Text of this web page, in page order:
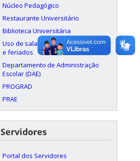
Núcleo Pedagógico
Restaurante Universitário
Biblioteca Universitária
Uso de salas aos finais de semana
e feriados
Departamento de Administração
Escolar (DAE)
PROGRAD
PRAE
Servidores
Portal dos Servidores